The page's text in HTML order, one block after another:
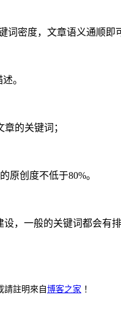
密度，文章语义通顺
。
的关键词；
原创度不低于80%。
，一般的关键词都会有排
註明來自 博客之家 ！